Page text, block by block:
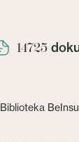
14725
Biblioteka